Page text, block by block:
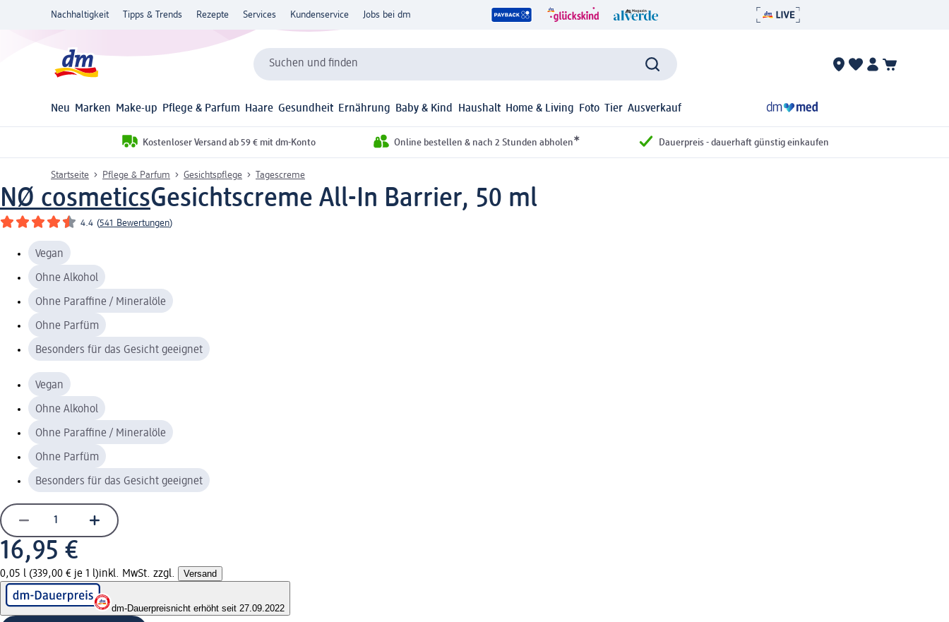
Nachhaltigkeit Tipps & Trends Rezepte Services Kundenservice Jobs bei dm
Suchen und finden
Neu Marken Make-up Pflege & Parfum Haare Gesundheit Ernährung Baby & Kind Haushalt Home & Living Foto Tier Ausverkauf
Kostenloser Versand ab 59 € mit dm-Konto Online bestellen & nach 2 Stunden abholen* Dauerpreis - dauerhaft günstig einkaufen
Startseite Pflege & Parfum Gesichtspflege Tagescreme
NØ cosmeticsGesichtscreme All-In Barrier, 50 ml
4.4 (541 Bewertungen)
Vegan
Ohne Alkohol
Ohne Paraffine / Mineralöle
Ohne Parfüm
Besonders für das Gesicht geeignet
Vegan
Ohne Alkohol
Ohne Paraffine / Mineralöle
Ohne Parfüm
Besonders für das Gesicht geeignet
16,95 €
0,05 l (339,00 € je 1 l)inkl. MwSt. zzgl. Versand
dm-Dauerpreisnicht erhöht seit 27.09.2022